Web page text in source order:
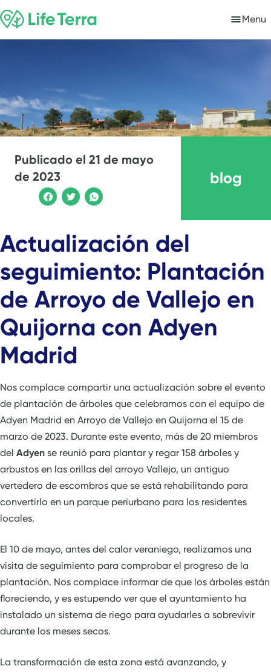
Menu
Publicado el 21 de mayo
de 2023
blog
Actualización del
seguimiento: Plantación
de Arroyo de Vallejo en
Quijorna con Adyen
Madrid
Nos complace compartir una actualización sobre el evento
de plantación de árboles que celebramos con el equipo de
Adyen Madrid en Arroyo de Vallejo en Quijorna el 15 de
marzo de 2023. Durante este evento, más de 20 miembros
del Adyen se reunió para plantar y regar 158 árboles y
arbustos en las orillas del arroyo Vallejo, un antiguo
vertedero de escombros que se está rehabilitando para
convertirlo en un parque periurbano para los residentes
locales.
El 10 de mayo, antes del calor veraniego, realizamos una
visita de seguimiento para comprobar el progreso de la
plantación. Nos complace informar de que los árboles están
floreciendo, y es estupendo ver que el ayuntamiento ha
instalado un sistema de riego para ayudarles a sobrevivir
durante los meses secos.
La transformación de esta zona está avanzando, y